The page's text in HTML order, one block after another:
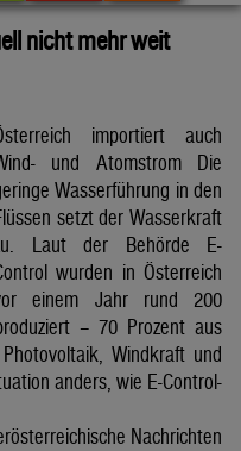
nicht mehr weit
importiert auch
und Atomstrom Die
Wasserführung in den
setzt der Wasserkraft
Laut der Behörde E-
wurden in Österreich
einem Jahr rund 200
– 70 Prozent aus
Windkraft und
anders, wie E-Control-
Nachrichten